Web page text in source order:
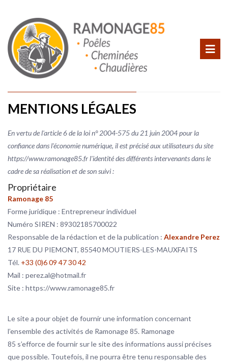
MENTIONS LÉGALES
En vertu de l'article 6 de la loi n° 2004-575 du 21 juin 2004 pour la
confiance dans l'économie numérique, il est précisé aux utilisateurs du site
https://www.ramonage85.fr l'identité des différents intervenants dans le
cadre de sa réalisation et de son suivi :
Propriétaire
Ramonage 85
Forme juridique : Entrepreneur individuel
Numéro SIREN : 89302185700022
Responsable de la rédaction et de la publication : Alexandre Perez
17 RUE DU PIEMONT, 85540 MOUTIERS-LES-MAUXFAITS
Tél. +33 (0)6 09 47 30 42
Mail : perez.al@hotmail.fr
Site : https://www.ramonage85.fr
Le site a pour objet de fournir une information concernant
l’ensemble des activités de Ramonage 85. Ramonage
85 s’efforce de fournir sur le site des informations aussi précises
que possible. Toutefois, il ne pourra être tenu responsable des